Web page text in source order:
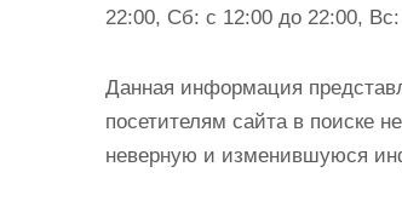
22:00, Сб: с 12:00 до 22:00,
Данная информация
посетителям сайта в поиске
неверную и изменившуюся